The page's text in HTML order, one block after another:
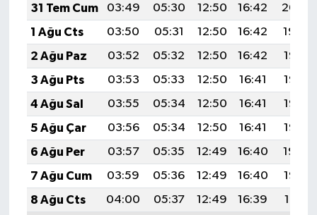
31 Tem Cum
03:49 05:30 12:50 16:42
20:00
1 Ağu Cts
03:50 05:31 12:50 16:42
19:59
2 Ağu Paz
03:52 05:32 12:50 16:42
19:58
3 Ağu Pts
03:53 05:33 12:50 16:41
19:57
4 Ağu Sal
03:55 05:34 12:50 16:41
19:56
5 Ağu Çar
03:56 05:34 12:50 16:41
19:55
6 Ağu Per
03:57 05:35 12:49 16:40
19:54
7 Ağu Cum
03:59 05:36 12:49 16:40
19:52
8 Ağu Cts
04:00 05:37 12:49 16:39 19:51